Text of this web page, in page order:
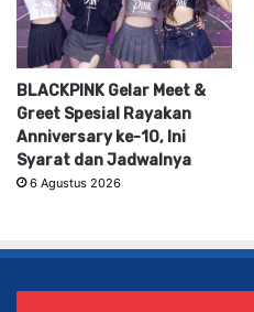
BLACKPINK Gelar Meet &
Greet Spesial Rayakan
Anniversary ke-10, Ini
Syarat dan Jadwalnya
6 Agustus 2026